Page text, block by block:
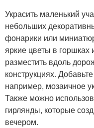
Украсить маленький
небольших
фонарики или
яркие цветы в
разместить вдоль
конструкциях.
например, мозаичное
Также можно
гирлянды, которые
вечером.